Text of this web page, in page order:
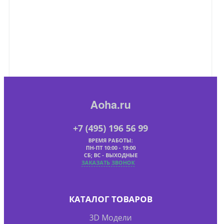
Aoha.ru
+7 (495) 196 56 99
ВРЕМЯ РАБОТЫ:
ПН-ПТ 10:00 - 19:00
СБ; ВС - ВЫХОДНЫЕ
ЗАКАЗАТЬ ЗВОНОК
КАТАЛОГ ТОВАРОВ
3D Модели